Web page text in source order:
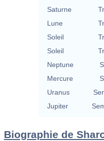
Saturne
Lune
Soleil
Soleil
Neptune
Mercure
Uranus
Jupiter
Biographie de